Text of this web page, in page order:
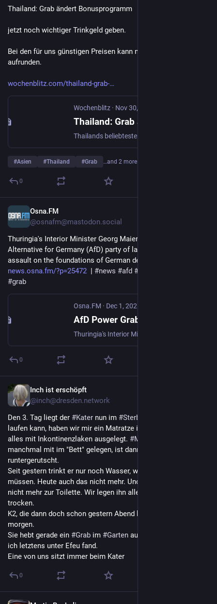
Thailand: Grab ändert Bonusprogramm
jetzt noch wichtiger Trinkgeld geben.
Bei den für uns günstigen Preisen kann man ruhig mal
aufrunden.
wochenblitz.com/thailand-grab-
Wochenblitz · Nov 30, 2025
#Asien #Thailand #Grab …and 2 more
0
Osna.FM
@osnafm@mastodon.social
Thuringia's Interior Minister Georg Maier has accused the
Alternative for Germany (AfD) party of launching a systemic
assault on the foundations of German democ...
news.osna.fm/?p=25472
  |
#news #afd #
#grab
Osna.FM · Dec 1, 2025
0
Inch ist erschöpft
@inch@dresden.network
Den 3. Tag liegt der #Kater nun im #Sterben
laufen kann, haben wir mir ein Matratze in die Stube gelegt und
alles mit Inkontinenzlaken ausgelegt. #Milli_the_cat
manchmal mit im "Bett" gelegen, ist dann aber zum pullern
runtergerutscht.
Seit gestern trinkt er nur noch Wasser, was wir ihm reichen
müssen. Heute auch das nicht mehr. Und natürlich kann er
nicht mehr zur Toilette. Wir legen ihn alle paar Stunden
trocken.
K2, die dann doch schon gestern Abend kam, bleibt nun bis
morgen.
Sie hebt gerade ein #Grab im #Garten aus. Neben der Figur, die
ich letztens unter Efeu fand.
Eine von uns sitzt immer beim Kater
0